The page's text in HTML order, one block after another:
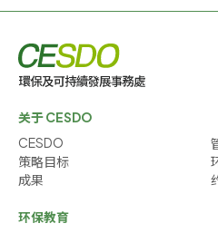
关于 CESDO
CESDO
策略目标
成果
环保教育